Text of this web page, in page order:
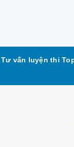
Tư vấn luyện thi